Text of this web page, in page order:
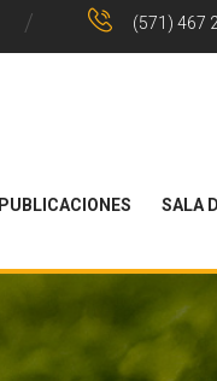
(571) 467
PUBLICACIONES SALA